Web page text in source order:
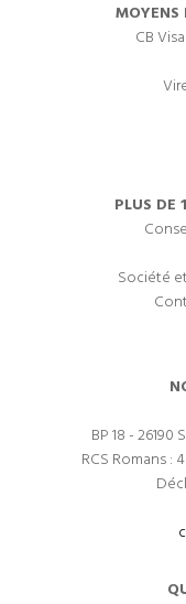
MOYENS
CB
PLUS DE
Société
BP 18 - 26190
RCS Romans :